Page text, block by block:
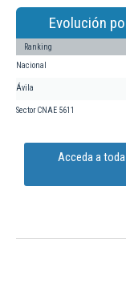
Evolución
Ranking
Nacional
Ávila
Sector CNAE 5611
Acceda a